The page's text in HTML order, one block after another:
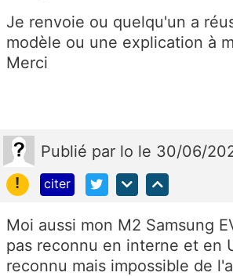
Je renvoie ou quelqu'un a
modèle ou une explication à
Merci
Publié par lo le 30/06/
!
citer
Moi aussi mon M2 Samsung
pas reconnu en interne et en
reconnu mais impossible de